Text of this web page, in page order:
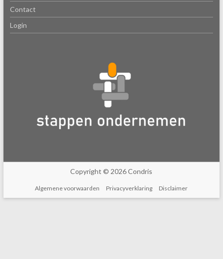
Contact
Login
Copyright © 2026 Condris
Algemene voorwaarden Privacyverklaring Disclaimer